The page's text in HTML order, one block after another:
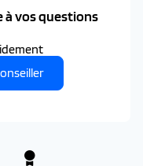
à vos questions